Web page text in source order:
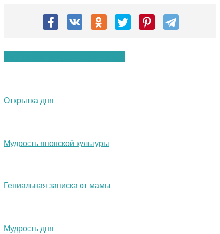
Открытка дня
Мудрость японской культуры
Гениальная записка от мамы
Мудрость дня